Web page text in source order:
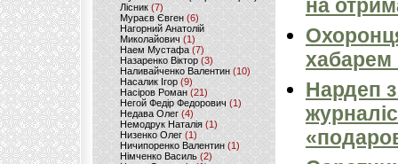
Лісник (7)
Мураєв Євген(6)
Нагорний Анатолій
Миколайович (1)
Наем Мустафа (7)
Назаренко Віктор (3)
Наливайченко Валентин (10)
Насалик Ігор(9)
Насіров Роман (21)
Негой Федір Федорович(1)
Недава Олег(4)
Немодрук Наталія(1)
Низенко Олег (1)
Ничипоренко Валентин (1)
Німченко Василь (2)
на
хабарем
Нардеп